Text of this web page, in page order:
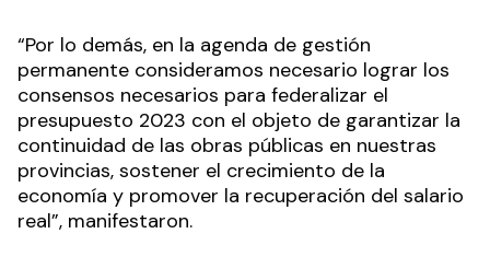
“Por lo demás, en la agenda de gestión
permanente consideramos necesario lograr los
consensos necesarios para federalizar el
presupuesto 2023 con el objeto de garantizar la
continuidad de las obras públicas en nuestras
provincias, sostener el crecimiento de la
economía y promover la recuperación del salario
real”, manifestaron.